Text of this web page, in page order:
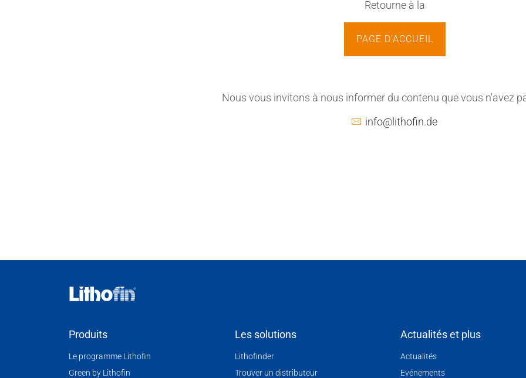
Retourne à la
PAGE D'ACCUEIL
Nous vous invitons à nous informer du contenu que vous n'avez
info@lithofin.de
Produits
Le programme Lithofin
Green by Lithofin
Les solutions
Lithofinder
Trouver un distributeur
Actualités et plus
Actualités
Evénements